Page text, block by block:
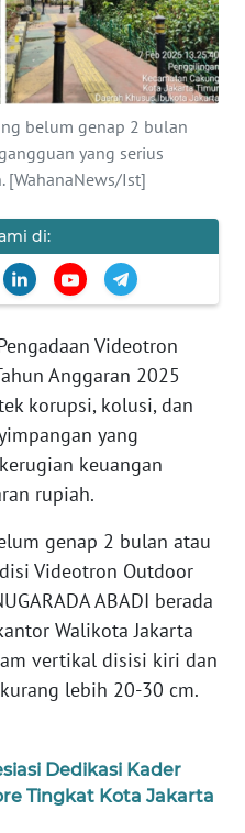
belum genap 2 bulan
yang serius
[WahanaNews/Ist]
di:
Videotron
Anggaran 2025
korupsi, kolusi, dan
yang
keuangan
rupiah.
genap 2 bulan atau
Videotron Outdoor
ABADI berada
Walikota Jakarta
vertikal disisi kiri dan
lebih 20-30 cm.
Dedikasi Kader
Tingkat Kota Jakarta